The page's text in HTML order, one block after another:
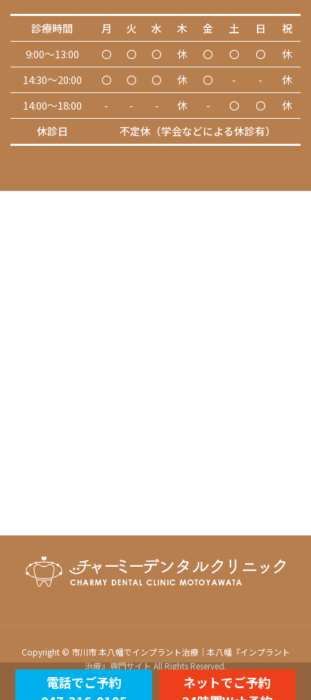
診療時間 月 火 水 木 金 土 日
祝
9:00～13:00
〇 〇 〇 休 〇 〇 〇
休
14:30～20:00
〇 〇 〇 休 〇 - -
休
14:00～18:00
- - - 休 - 〇 〇
休
休診日
不定休（学会などによる休診有）
Copyright © 市川市 本八幡でインプラント治療｜本八幡『インプラント
治療』専門サイト All Rights Reserved.
電話でご予約
ネットでご予約